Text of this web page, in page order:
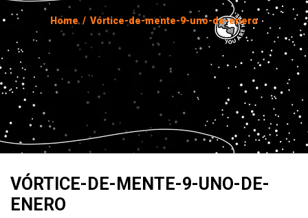
Home / Vórtice-de-mente-9-uno-de-enero
VÓRTICE-DE-MENTE-9-UNO-DE-
ENERO